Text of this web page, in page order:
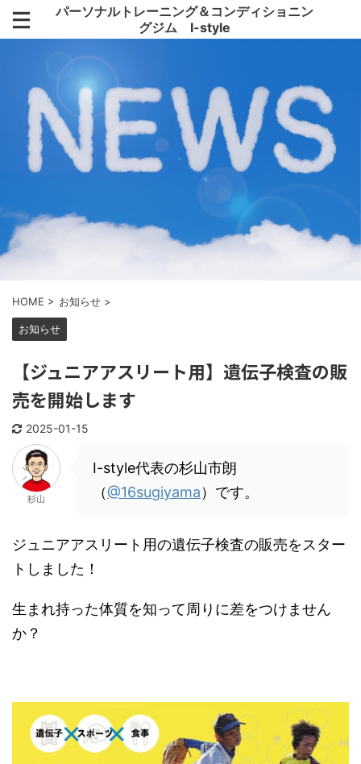
パーソナルトレーニング＆コンディショニン
グジム I-style
HOME > お知らせ >
お知らせ
【ジュニアアスリート用】遺伝子検査の販
売を開始します
2025-01-15
杉山
I-style代表の杉山市朗
（@16sugiyama）です。
ジュニアアスリート用の遺伝子検査の販売をスター
トしました！
生まれ持った体質を知って周りに差をつけません
か？